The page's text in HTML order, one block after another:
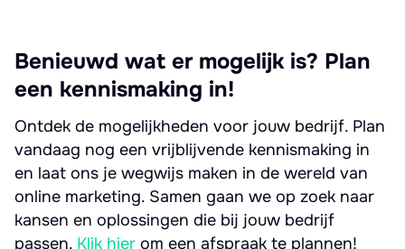
Benieuwd wat er mogelijk is? Plan
een kennismaking in!
Ontdek de mogelijkheden voor jouw bedrijf. Plan
vandaag nog een vrijblijvende kennismaking in
en laat ons je wegwijs maken in de wereld van
online marketing. Samen gaan we op zoek naar
kansen en oplossingen die bij jouw bedrijf
passen. Klik hier om een afspraak te plannen!